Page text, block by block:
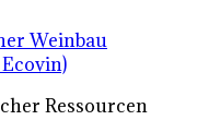
Weinbau
Ressourcen